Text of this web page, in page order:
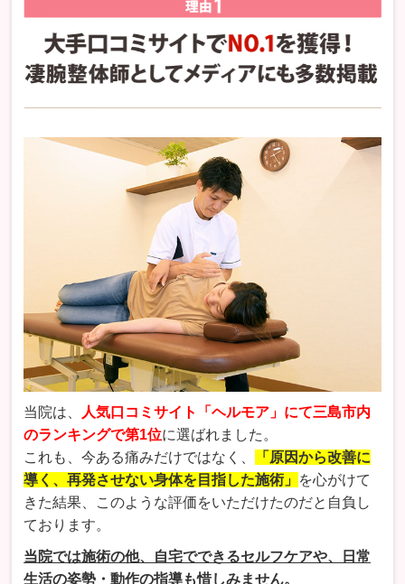
当院は、
人気口コミサイト「ヘルモア」にて三島市内
のランキングで第1位に選ばれました。
これも、今ある痛みだけではなく、
「原因から改善に
導く、再発させない身体を目指した施術」
を心がけて
きた結果、このような評価をいただけたのだと自負し
ております。
当院では施術の他、自宅でできるセルフケアや、日常
生活の姿勢・動作の指導も惜しみません。